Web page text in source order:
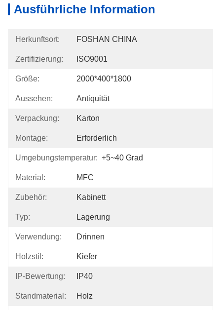
Ausführliche Information
Herkunftsort: FOSHAN CHINA
Zertifizierung: ISO9001
Größe: 2000*400*1800
Aussehen: Antiquität
Verpackung: Karton
Montage: Erforderlich
Umgebungstemperatur: +5~40 Grad
Material: MFC
Zubehör: Kabinett
Typ: Lagerung
Verwendung: Drinnen
Holzstil: Kiefer
IP-Bewertung: IP40
Standmaterial: Holz